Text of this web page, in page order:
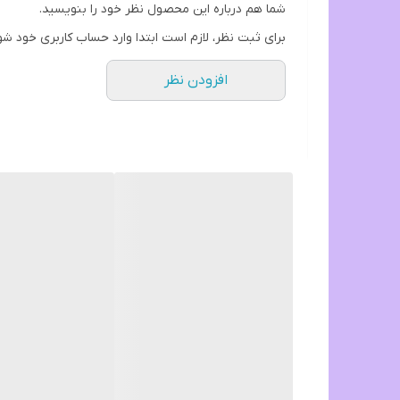
شما هم درباره این محصول نظر خود را بنویسید.
برای ثبت نظر، لازم است ابتدا وارد حساب کاربری خود
افزودن نظر